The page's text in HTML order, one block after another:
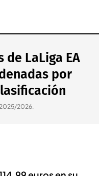
de LaLiga EA
por
2025/2026.